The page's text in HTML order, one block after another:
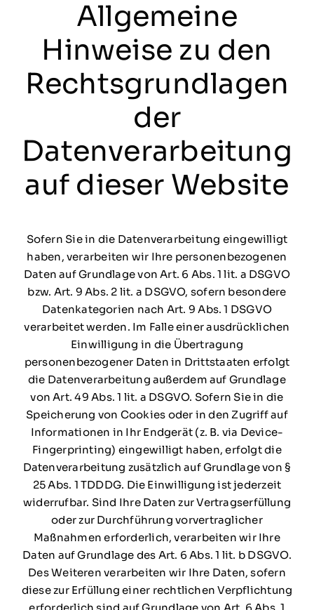
Allgemeine
Hinweise zu den
Rechtsgrundlagen
der
Datenverarbeitung
auf dieser Website
Sofern Sie in die Datenverarbeitung eingewilligt
haben, verarbeiten wir Ihre personenbezogenen
Daten auf Grundlage von Art. 6 Abs. 1 lit. a DSGVO
bzw. Art. 9 Abs. 2 lit. a DSGVO, sofern besondere
Datenkategorien nach Art. 9 Abs. 1 DSGVO
verarbeitet werden. Im Falle einer ausdrücklichen
Einwilligung in die Übertragung
personenbezogener Daten in Drittstaaten erfolgt
die Datenverarbeitung außerdem auf Grundlage
von Art. 49 Abs. 1 lit. a DSGVO. Sofern Sie in die
Speicherung von Cookies oder in den Zugriff auf
Informationen in Ihr Endgerät (z. B. via Device-
Fingerprinting) eingewilligt haben, erfolgt die
Datenverarbeitung zusätzlich auf Grundlage von §
25 Abs. 1 TDDDG. Die Einwilligung ist jederzeit
widerrufbar. Sind Ihre Daten zur Vertragserfüllung
oder zur Durchführung vorvertraglicher
Maßnahmen erforderlich, verarbeiten wir Ihre
Daten auf Grundlage des Art. 6 Abs. 1 lit. b DSGVO.
Des Weiteren verarbeiten wir Ihre Daten, sofern
diese zur Erfüllung einer rechtlichen Verpflichtung